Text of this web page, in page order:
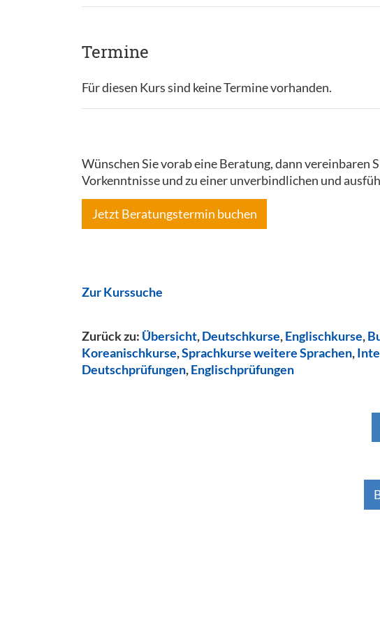
Termine
Für diesen Kurs sind keine Termine vorhanden.
Wünschen Sie vorab eine Beratung, dann
Vorkenntnisse und zu einer unverbindlichen und
Jetzt Beratungstermin buchen
Zur Kurssuche
Zurück zu: Übersicht,Deutschkurse,Englischkurse,
Koreanischkurse,Sprachkurse weitere Sprachen,
Deutschprüfungen,Englischprüfungen